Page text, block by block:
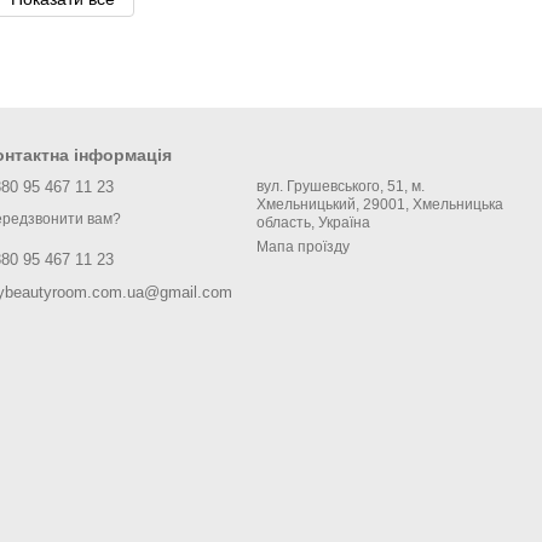
інформація
95 467 11 23
вам?
95 467 11 23
вул. Грушевського, 51, м.
Хмельницький, 29001, Хмельницька
область, Україна
Мапа проїзду